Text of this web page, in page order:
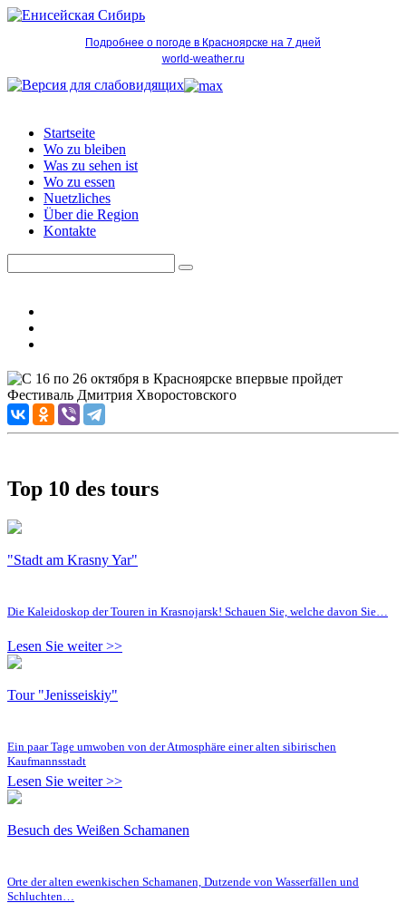
Подробнее о погоде в Красноярске на 7 дней
world-weather.ru
Startseite
Wo zu bleiben
Was zu sehen ist
Wo zu essen
Nuetzliches
Über die Region
Kontakte
Top 10 des tours
"Stadt am Krasny Yar"
Die Kaleidoskop der Touren in Krasnojarsk! Schauen Sie, welche davon Sie…
Lesen Sie weiter >>
Tour "Jenisseiskiy"
Ein paar Tage umwoben von der Atmosphäre einer alten sibirischen
Kaufmannsstadt
Lesen Sie weiter >>
Besuch des Weißen Schamanen
Orte der alten ewenkischen Schamanen, Dutzende von Wasserfällen und
Schluchten…